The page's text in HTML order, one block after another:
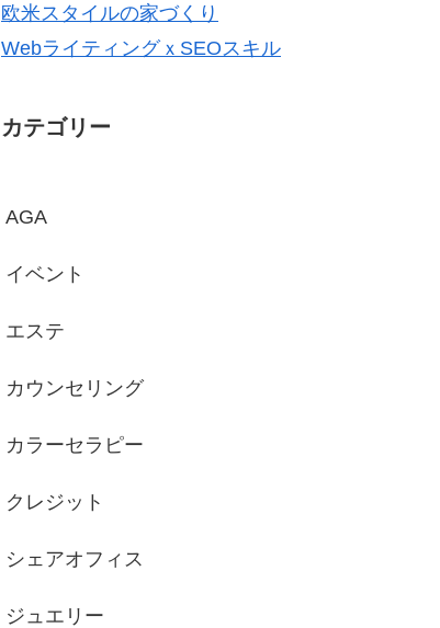
欧米スタイルの家づくり
WebライティングｘSEOスキル
カテゴリー
AGA
イベント
エステ
カウンセリング
カラーセラピー
クレジット
シェアオフィス
ジュエリー